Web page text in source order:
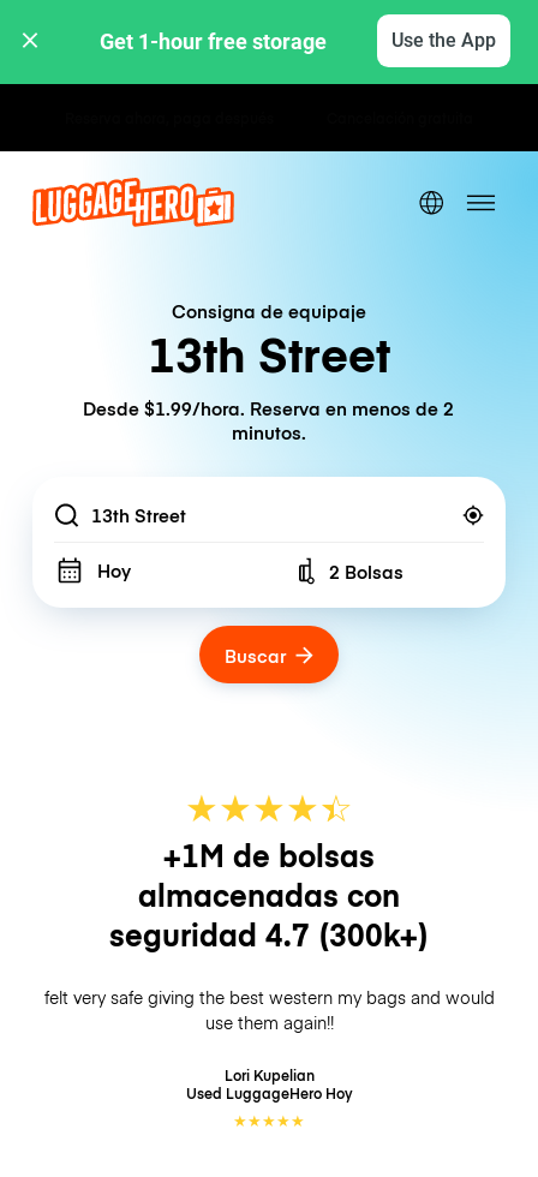
Get 1-hour free storage Use the App
Consigna de equipaje
13th Street
Desde $1.99/hora. Reserva en menos de 2
minutos.
Location
Hoy Number of bags
2 Bolsas
Buscar
★★★★☆
★
+1M de bolsas
almacenadas con
seguridad 4.7 (300k+)
felt very safe giving the best western my bags and would
use them again!!
Lori Kupelian
Used LuggageHero Hoy
★★★★★